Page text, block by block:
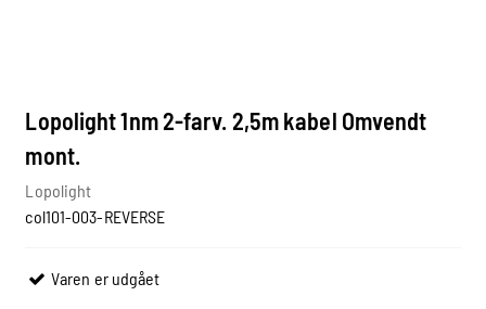
Lopolight 1nm 2-farv. 2,5m kabel Omvendt
mont.
Lopolight
col101-003-REVERSE
Varen er udgået